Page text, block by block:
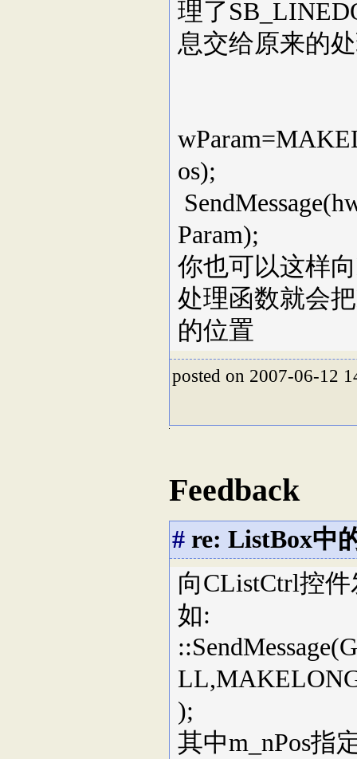
理了
息交给原来的
os);
Param);
你也可以这样
处理函数就会
的位置
posted on 2007-06-12
Feedback
# re: ListBox中
向CListCtrl控
如:
);
其中m_nPos指